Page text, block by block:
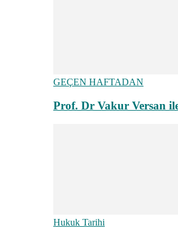
GEÇEN HAFTADAN
Prof. Dr Vakur Versan
Hukuk Tarihi